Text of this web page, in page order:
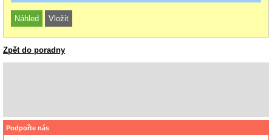
Zpět do poradny
Podpořte nás